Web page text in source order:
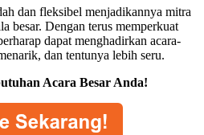
dan fleksibel menjadikannya mitra
besar. Dengan terus memperkuat
dapat menghadirkan acara-
dan tentunya lebih seru.
Acara Besar Anda!